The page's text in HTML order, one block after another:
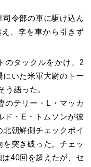
令部の車に駆け込ん
、李を車から引きず
のタックルをかけ、2
にいた米軍大尉のトー
う語った。
のテリー・L・マッカ
ド・E・トムソンが彼
朝鮮側チェックポイ
突き破った。チェッ
40回を超えたが、セ